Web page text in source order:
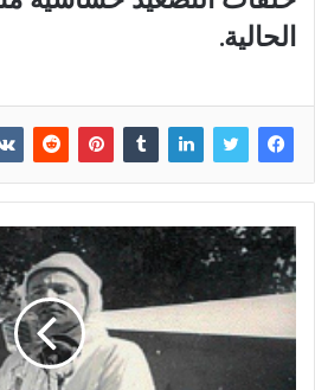
الحالية.